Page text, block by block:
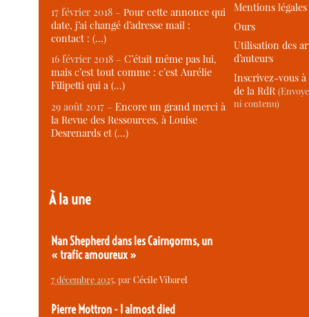
17 février 2018 –Pour cette annonce qui
date, j’ai changé d’adresse mail :
contact : (…)
16 février 2018 –C’était même pas lui,
mais c’est tout comme : c’est Aurélie
Filipetti qui a (…)
29 août 2017 –Encore un grand merci à
la Revue des Ressources, à Louise
Desrenards et (…)
À la une
Nan Shepherd dans les Cairngorms, un
« trafic amoureux »
7 décembre 2025, parCécile Vibarel
Pierre Mottron - I almost died
Mentions légales
Ours
Utilisation des
d’auteurs
Inscrivez-vous
de la RdR
ni contenu)